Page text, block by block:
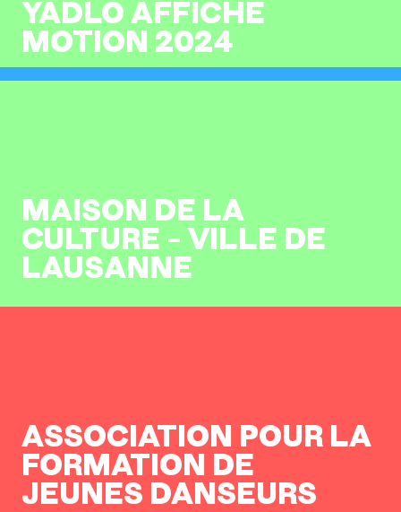
YADLO AFFICHE
MOTION 2024
MAISON DE LA
CULTURE – VILLE DE
LAUSANNE
ASSOCIATION POUR LA
FORMATION DE
JEUNES DANSEURS